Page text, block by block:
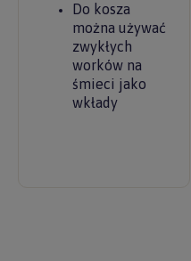
Do kosza
można używać
zwykłych
worków na
śmieci jako
wkłady